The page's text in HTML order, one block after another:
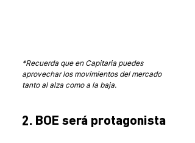
*Recuerda que en Capitaria puedes
aprovechar los movimientos del mercado
tanto al alza como a la baja.
2. BOE será protagonista